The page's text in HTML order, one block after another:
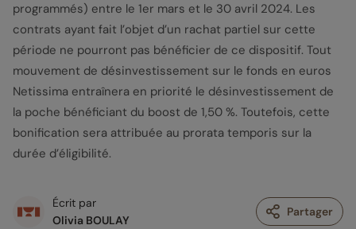
programmés) entre le 1er mars et le 30 avril 2024. Les
contrats ayant fait l’objet d’un rachat partiel sur cette
période ne pourront pas bénéficier de ce dispositif. Tout
mouvement de désinvestissement sur le fonds en euros
Netissima entraînera en priorité le désinvestissement de
la poche bénéficiant du boost de 1,50 %. Toutefois, cette
bonification sera attribuée au prorata temporis sur la
durée d’éligibilité.
Écrit par
Olivia BOULAY
Partager